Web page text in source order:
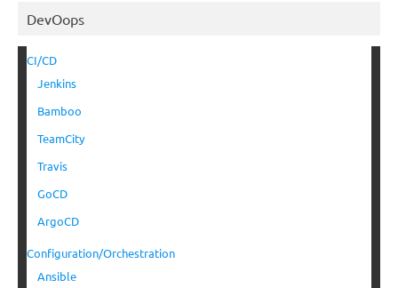
DevOops
CI/CD
Jenkins
Bamboo
TeamCity
Travis
GoCD
ArgoCD
Configuration/Orchestration
Ansible